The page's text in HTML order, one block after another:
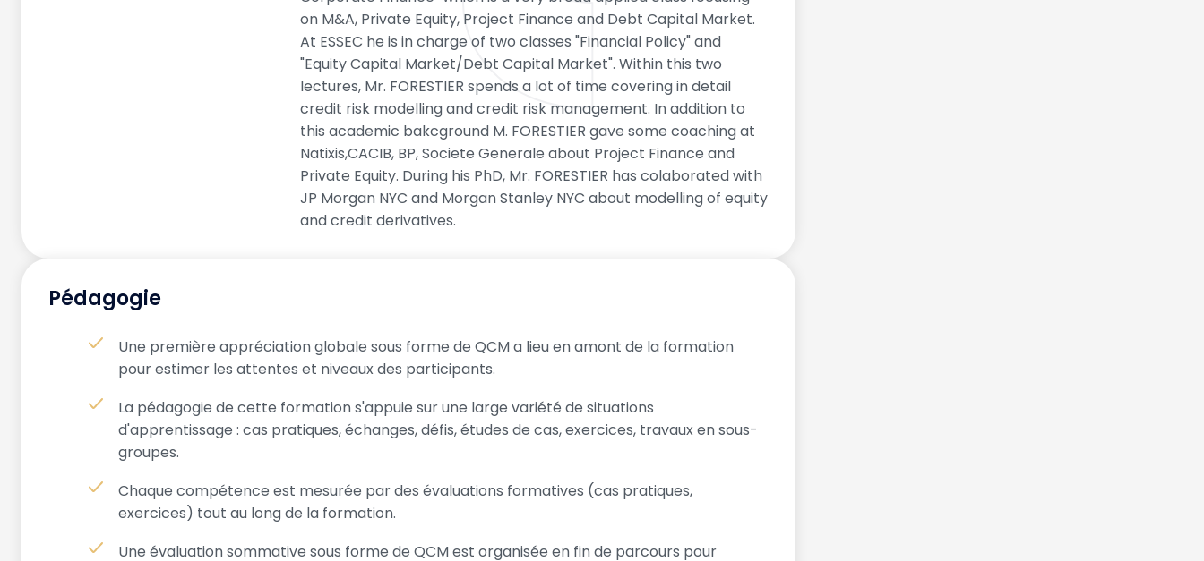
on M&A, Private Equity, Project Finance and Debt Capital Market.
At ESSEC he is in charge of two classes "Financial Policy" and
"Equity Capital Market/Debt Capital Market". Within this two
lectures, Mr. FORESTIER spends a lot of time covering in detail
credit risk modelling and credit risk management. In addition to
this academic bakcground M. FORESTIER gave some coaching at
Natixis,CACIB, BP, Societe Generale about Project Finance and
Private Equity. During his PhD, Mr. FORESTIER has colaborated with
JP Morgan NYC and Morgan Stanley NYC about modelling of equity
and credit derivatives.
Pédagogie
Une première appréciation globale sous forme de QCM a lieu en amont de la formation
pour estimer les attentes et niveaux des participants.
La pédagogie de cette formation s'appuie sur une large variété de situations
d'apprentissage : cas pratiques, échanges, défis, études de cas, exercices, travaux en sous-
groupes.
Chaque compétence est mesurée par des évaluations formatives (cas pratiques,
exercices) tout au long de la formation.
Une évaluation sommative sous forme de QCM est organisée en fin de parcours pour